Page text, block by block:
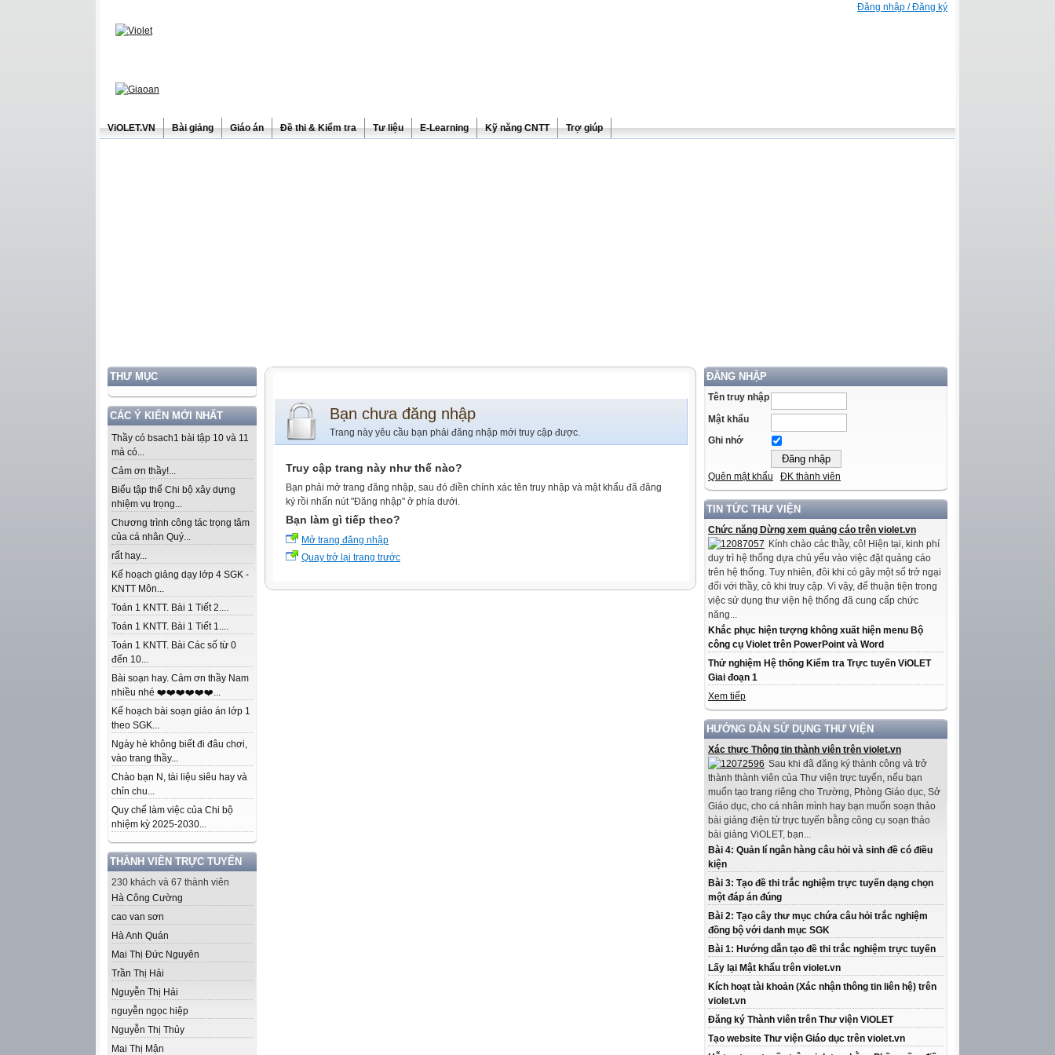
Đăng nhập / Đăng ký
ViOLET.VN Bài giảng Giáo án Đề thi & Kiểm tra Tư liệu E-Learning Kỹ năng CNTT Trợ giúp
THƯ MỤC
CÁC Ý KIẾN MỚI NHẤT
Thầy có bsach1 bài tập 10 và 11
mà có...
Cảm ơn thầy!...
Biểu tập thể Chi bộ xây dựng
nhiệm vụ trọng...
Chương trình công tác trọng tâm
của cá nhân Quý...
rất hay...
Kế hoạch giảng dạy lớp 4 SGK -
KNTT Môn...
Toán 1 KNTT. Bài 1 Tiết 2....
Toán 1 KNTT. Bài 1 Tiết 1....
Toán 1 KNTT. Bài Các số từ 0
đến 10...
Bài soạn hay. Cảm ơn thầy Nam
nhiều nhé ❤️❤️❤️❤️❤️❤️...
Kế hoạch bài soạn giáo án lớp 1
theo SGK...
Ngày hè không biết đi đâu chơi,
vào trang thầy...
Chào bạn N, tài liệu siêu hay và
chỉn chu...
Quy chế làm việc của Chi bộ
nhiệm kỳ 2025-2030...
THÀNH VIÊN TRỰC TUYẾN
230 khách và 67 thành viên
Hà Công Cường
cao van sơn
Hà Anh Quán
Mai Thị Đức Nguyên
Trần Thị Hải
Nguyễn Thị Hải
nguyễn ngọc hiệp
Nguyễn Thị Thủy
Mai Thị Mận
ĐĂNG NHẬP
Tên truy nhập
Mật khẩu
Ghi nhớ
Quên mật khẩu ĐK thành viên
TIN TỨC THƯ VIỆN
Chức năng Dừng xem quảng cáo trên violet.vn
Kính chào các thầy, cô! Hiện tại, kinh phí
duy trì hệ thống dựa chủ yếu vào việc đặt quảng cáo
trên hệ thống. Tuy nhiên, đôi khi có gây một số trở ngại
đối với thầy, cô khi truy cập. Vì vậy, để thuận tiện trong
việc sử dụng thư viện hệ thống đã cung cấp chức
năng...
Khắc phục hiện tượng không xuất hiện menu Bộ
công cụ Violet trên PowerPoint và Word
Thử nghiệm Hệ thống Kiểm tra Trực tuyến ViOLET
Giai đoạn 1
Xem tiếp
HƯỚNG DẪN SỬ DỤNG THƯ VIỆN
Xác thực Thông tin thành viên trên violet.vn
Sau khi đã đăng ký thành công và trở
thành thành viên của Thư viện trực tuyến, nếu bạn
muốn tạo trang riêng cho Trường, Phòng Giáo dục, Sở
Giáo dục, cho cá nhân mình hay bạn muốn soạn thảo
bài giảng điện tử trực tuyến bằng công cụ soạn thảo
bài giảng ViOLET, bạn...
Bài 4: Quản lí ngân hàng câu hỏi và sinh đề có điều
kiện
Bài 3: Tạo đề thi trắc nghiệm trực tuyến dạng chọn
một đáp án đúng
Bài 2: Tạo cây thư mục chứa câu hỏi trắc nghiệm
đồng bộ với danh mục SGK
Bài 1: Hướng dẫn tạo đề thi trắc nghiệm trực tuyến
Lấy lại Mật khẩu trên violet.vn
Kích hoạt tài khoản (Xác nhận thông tin liên hệ) trên
violet.vn
Đăng ký Thành viên trên Thư viện ViOLET
Tạo website Thư viện Giáo dục trên violet.vn
Bạn chưa đăng nhập
Trang này yêu cầu bạn phải đăng nhập mới truy cập được.
Truy cập trang này như thế nào?
Bạn phải mở trang đăng nhập, sau đó điền chính xác tên truy nhập và mật khẩu đã đăng
ký rồi nhấn nút "Đăng nhập" ở phía dưới.
Bạn làm gì tiếp theo?
Mở trang đăng nhập
Quay trở lại trang trước